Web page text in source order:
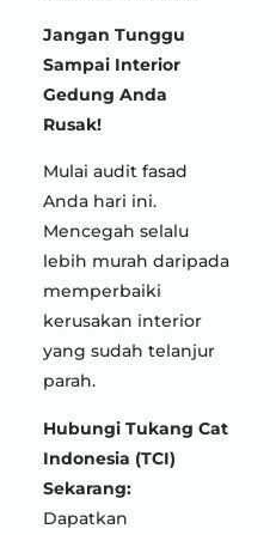
Jangan Tunggu
Sampai Interior
Gedung Anda
Rusak!
Mulai audit fasad
Anda hari ini.
Mencegah selalu
lebih murah daripada
memperbaiki
kerusakan interior
yang sudah telanjur
parah.
Hubungi Tukang Cat
Indonesia (TCI)
Sekarang:
Dapatkan